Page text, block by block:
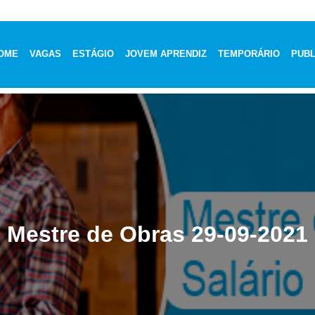
VAGAS ESTÁGIO JOVEM APRENDIZ TEMPORÁRIO
Mestre de Obras 29-09-2021